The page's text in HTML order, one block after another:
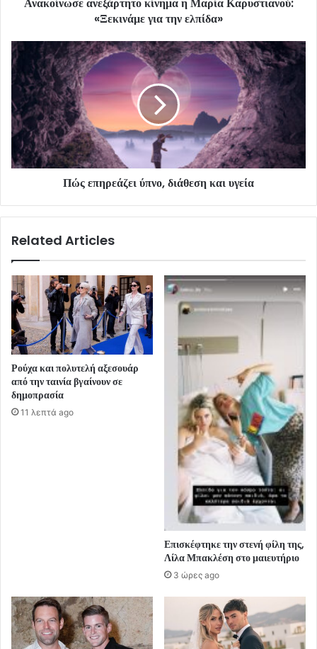
«Ξεκινάμε για την ελπίδα»
Πώς επηρεάζει ύπνο, διάθεση και υγεία
Related Articles
Ρούχα και πολυτελή αξεσουάρ
από την ταινία βγαίνουν σε
δημοπρασία
11 λεπτά ago
Επισκέφτηκε την στενή φίλη της,
Λίλα Μπακλέση στο μαιευτήριο
3 ώρες ago